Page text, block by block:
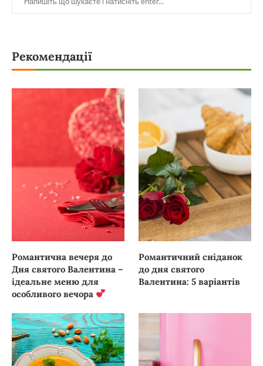
Рекомендації
Романтична вечеря до
Дня святого Валентина –
ідеальне меню для
особливого вечора
Романтичний сніданок
до дня святого
Валентина: 5 варіантів